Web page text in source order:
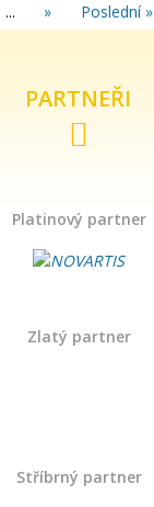
...
» Poslední »
PARTNEŘI
Platinový partner
Zlatý partner
Stříbrný partner